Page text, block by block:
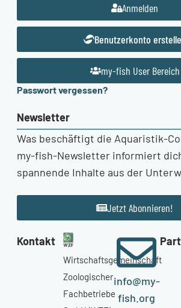
Anmelden
Benutzerkonto
my-fish User Bereich
Passwort vergessen?
Newsletter
Was beschäftigt die Aquaristik-
my-fish-Newsletter informiert
spannende Inhalte aus der
Jetzt Abonnieren!
Kontakt
Wirtschaftsgemeinschaft
Zoologischer
Fachbetriebe
info@my-
fish.org